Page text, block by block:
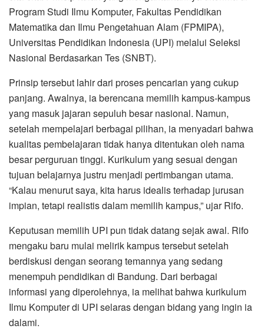
Program Studi Ilmu Komputer, Fakultas Pendidikan
Matematika dan Ilmu Pengetahuan Alam (FPMIPA),
Universitas Pendidikan Indonesia (UPI) melalui Seleksi
Nasional Berdasarkan Tes (SNBT).
Prinsip tersebut lahir dari proses pencarian yang cukup
panjang. Awalnya, ia berencana memilih kampus-kampus
yang masuk jajaran sepuluh besar nasional. Namun,
setelah mempelajari berbagai pilihan, ia menyadari bahwa
kualitas pembelajaran tidak hanya ditentukan oleh nama
besar perguruan tinggi. Kurikulum yang sesuai dengan
tujuan belajarnya justru menjadi pertimbangan utama.
“Kalau menurut saya, kita harus idealis terhadap jurusan
impian, tetapi realistis dalam memilih kampus,” ujar Rifo.
Keputusan memilih UPI pun tidak datang sejak awal. Rifo
mengaku baru mulai melirik kampus tersebut setelah
berdiskusi dengan seorang temannya yang sedang
menempuh pendidikan di Bandung. Dari berbagai
informasi yang diperolehnya, ia melihat bahwa kurikulum
Ilmu Komputer di UPI selaras dengan bidang yang ingin ia
dalami.